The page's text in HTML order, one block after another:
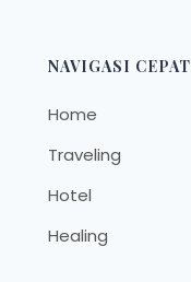
NAVIGASI CEPAT
Home
Traveling
Hotel
Healing